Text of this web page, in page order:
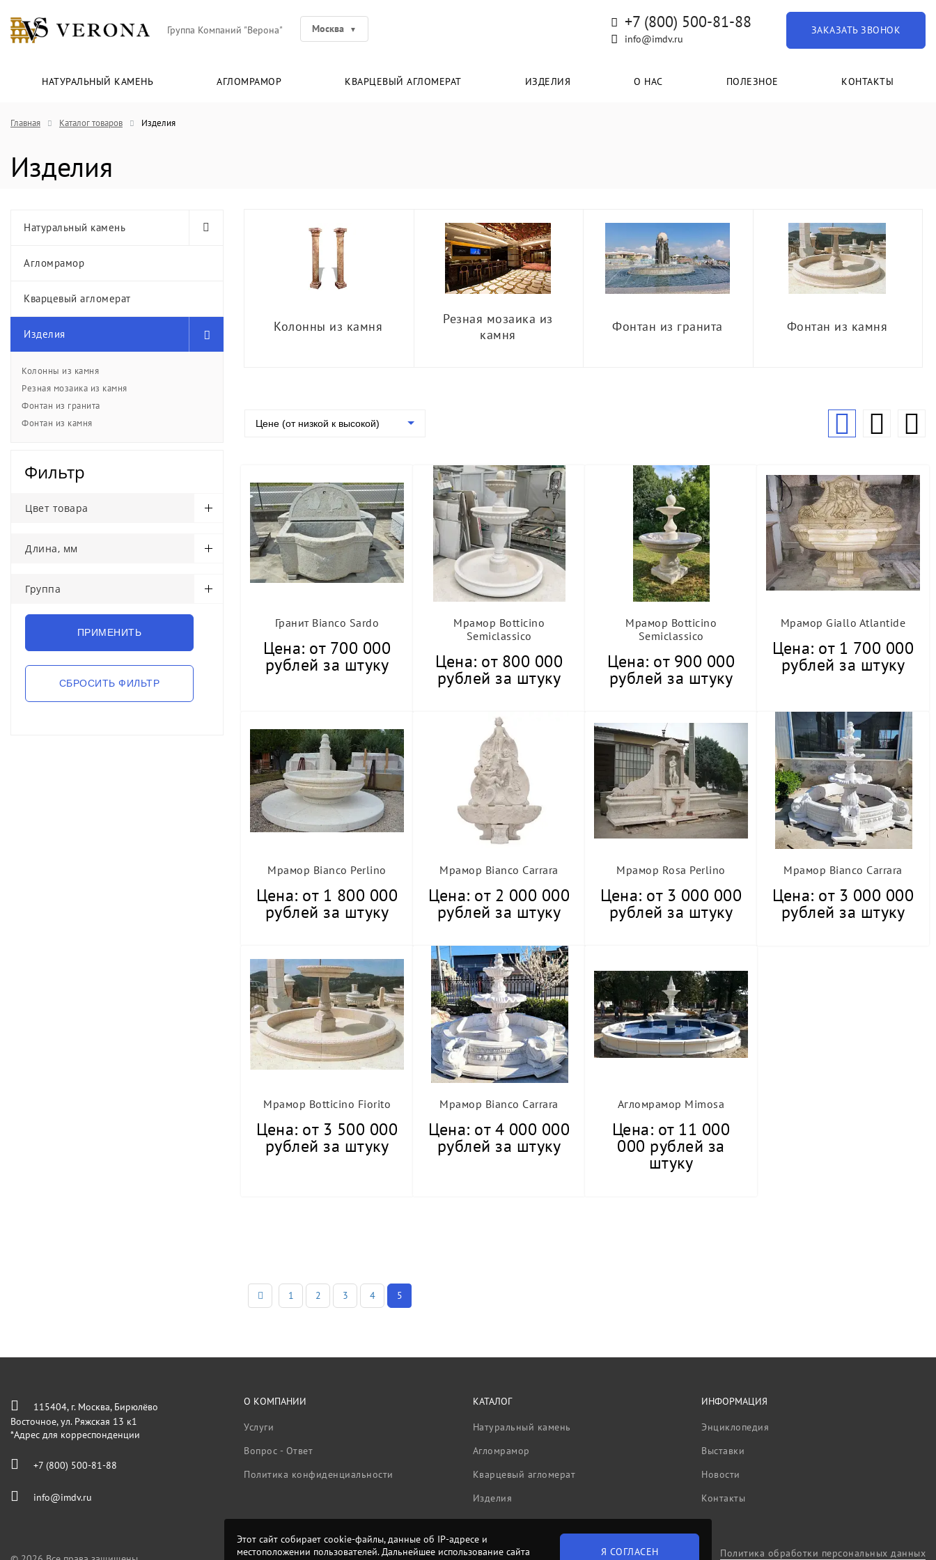
Группа Компаний "Верона" Москва +7 (800) 500-81-88
info@imdv.ru
ЗАКАЗАТЬ ЗВОНОК
НАТУРАЛЬНЫЙ КАМЕНЬ АГЛОМРАМОР КВАРЦЕВЫЙ АГЛОМЕРАТ ИЗДЕЛИЯ О НАС ПОЛЕЗНОЕ КОНТАКТЫ
Главная Каталог товаров Изделия
Изделия
Натуральный камень
Агломрамор
Кварцевый агломерат
Изделия
Колонны из камня
Резная мозаика из камня
Фонтан из гранита
Фонтан из камня
Фильтр
Цвет товара
Длина, мм
Группа
Колонны из камня
Резная мозаика из
камня
Фонтан из гранита Фонтан из камня
Цене (от низкой к высокой)
Гранит Bianco Sardo
Цена: от 700 000
рублей за штуку
Мрамор Botticino
Semiclassico
Цена: от 800 000
рублей за штуку
Мрамор Botticino
Semiclassico
Цена: от 900 000
рублей за штуку
Мрамор Giallo Atlantide
Цена: от 1 700 000
рублей за штуку
Мрамор Bianco Perlino
Цена: от 1 800 000
рублей за штуку
Мрамор Bianco Carrara
Цена: от 2 000 000
рублей за штуку
Мрамор Rosa Perlino
Цена: от 3 000 000
рублей за штуку
Мрамор Bianco Carrara
Цена: от 3 000 000
рублей за штуку
Мрамор Botticino Fiorito
Цена: от 3 500 000
рублей за штуку
Мрамор Bianco Carrara
Цена: от 4 000 000
рублей за штуку
Агломрамор Mimosa
Цена: от 11 000
000 рублей за
штуку
1 2 3 4 5
115404, г. Москва, Бирюлёво
Восточное, ул. Ряжская 13 к1
*Адрес для корреспонденции
+7 (800) 500-81-88
info@imdv.ru
О КОМПАНИИ
Услуги
Вопрос - Ответ
Политика конфиденциальности
КАТАЛОГ
Натуральный камень
Агломрамор
Кварцевый агломерат
Изделия
ИНФОРМАЦИЯ
Энциклопедия
Выставки
Новости
Контакты
Политика обработки персональных данных
Этот сайт собирает cookie-файлы, данные об IP-адресе и
местоположении пользователей. Дальнейшее использование сайта
Я СОГЛАСЕН